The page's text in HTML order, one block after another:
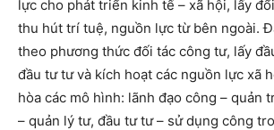
lực cho phát triển kinh tế – xã hội, lấy
thu hút trí tuệ, nguồn lực từ bên ngoài.
theo phương thức đối tác công tư, lấy
đầu tư tư và kích hoạt các nguồn lực xã
hòa các mô hình: lãnh đạo công – quản
– quản lý tư, đầu tư tư – sử dụng công